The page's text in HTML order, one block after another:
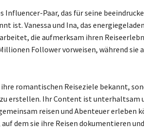
Influencer-Paar, das für seine
ist. Vanessa und Ina, das
die aufmerksam ihren
Follower vorweisen, während sie
romantischen Reiseziele bekannt,
erstellen. Ihr Content ist unterhaltsam
reisen und Abenteuer erleben
auf dem sie ihre Reisen dokumentieren